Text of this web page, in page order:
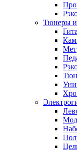
Тюнеры